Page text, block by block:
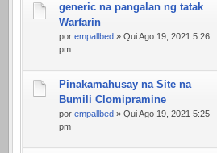
generic na pangalan ng tatak
Warfarin
por empallbed » Qui Ago 19, 2021 5:26
pm
Pinakamahusay na Site na
Bumili Clomipramine
por empallbed » Qui Ago 19, 2021 5:25
pm